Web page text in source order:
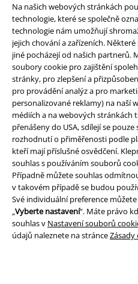
Na našich webových stránkách
technologie, které se společně
technologie nám umožňují
jejich chování a zařízeních.
jiné pocházejí od našich partnerů.
soubory cookie pro zajištění
stránky, pro zlepšení a
pro provádění analýz a pro
personalizované reklamy) na naší
médiích a na webových stránkách
přenášeny do USA, sdílejí se
rozhodnutí o přiměřenosti podle
kteří mají příslušné osvědčení.
souhlas s používáním souborů
Případně můžete souhlas
v takovém případě se budou
Své individuální preference
„Vyberte nastavení“. Máte právo
souhlas v Nastavení souborů
údajů naleznete na stránce
Právní informace
Podmínky
Prohlášení
Ochrana osobních údajů
Likvidace odpadu a ochrana
Prohlášení o shodě
Informace o přístupnosti